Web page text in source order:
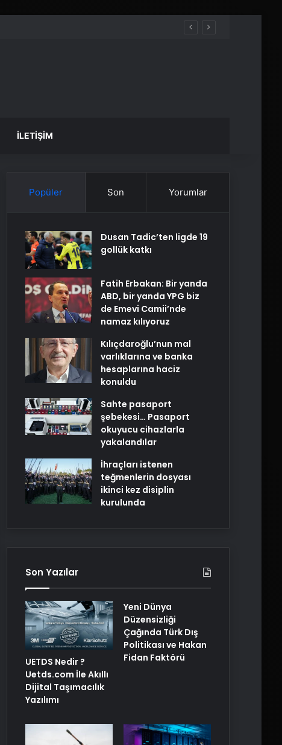
İLETIŞIM
Popüler Son Yorumlar
Dusan Tadic’ten ligde 19
gollük katkı
Fatih Erbakan: Bir yanda
ABD, bir yanda YPG biz
de Emevi Camii’nde
namaz kılıyoruz
Kılıçdaroğlu’nun mal
varlıklarına ve banka
hesaplarına haciz
konuldu
Sahte pasaport
şebekesi… Pasaport
okuyucu cihazlarla
yakalandılar
İhraçları istenen
teğmenlerin dosyası
ikinci kez disiplin
kurulunda
Son Yazılar
UETDS Nedir ?
Uetds.com İle Akıllı
Dijital Taşımacılık
Yazılımı
Yeni Dünya
Düzensizliği
Çağında Türk Dış
Politikası ve Hakan
Fidan Faktörü